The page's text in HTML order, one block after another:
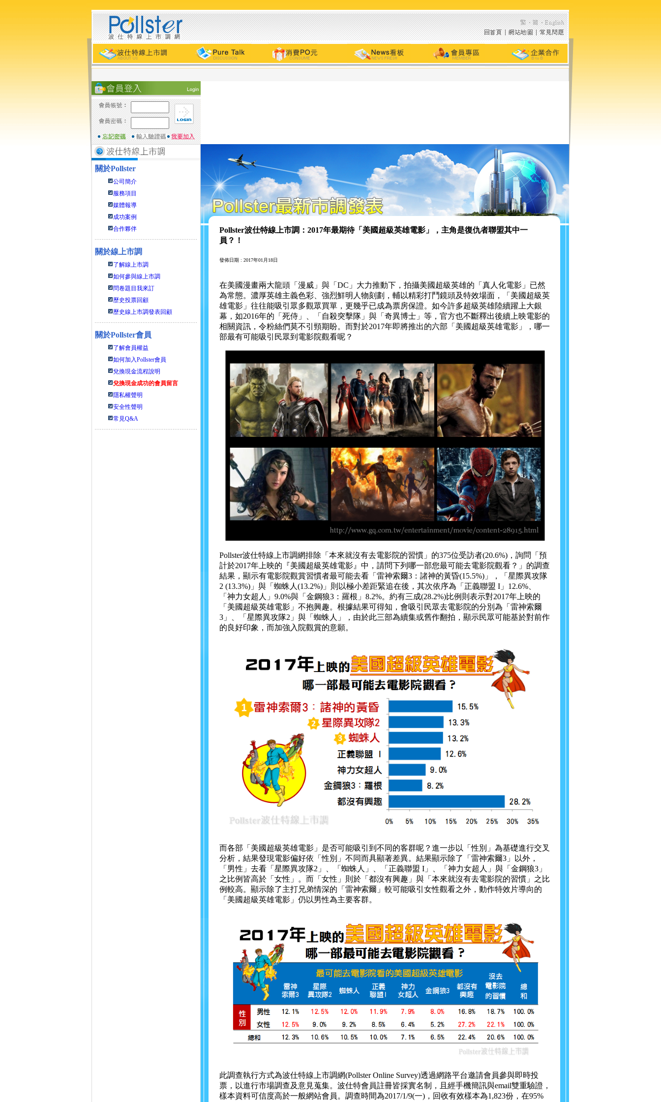
關於Pollster
公司簡介
服務項目
媒體報導
成功案例
合作夥伴
關於線上市調
了解線上市調
如何參與線上市調
問卷題目我來訂
歷史投票回顧
歷史線上市調發表回顧
關於Pollster會員
了解會員權益
如何加入Pollster會員
兌換現金流程說明
兌換現金成功的會員留言
隱私權聲明
安全性聲明
常見Q&A
Pollster波仕特線上市調：2017年最期待「美國超級英雄電影」，主角是復仇者聯盟其中一
員？！
發佈日期 : 2017年01月18日
在美國漫畫兩大龍頭「漫威」與「DC」大力推動下，拍攝美國超級英雄的「真人化電影」已然
為常態。濃厚英雄主義色彩、強烈鮮明人物刻劃，輔以精彩打鬥鏡頭及特效場面，「美國超級英
雄電影」往往能吸引眾多觀眾買單，更幾乎已成為票房保證。如今許多超級英雄陸續躍上大銀
幕，如2016年的「死侍」、「自殺突擊隊」與「奇異博士」等，官方也不斷釋出後續上映電影的
相關資訊，令粉絲們莫不引頸期盼。而對於2017年即將推出的六部「美國超級英雄電影」，哪一
部最有可能吸引民眾到電影院觀看呢？
Pollster波仕特線上市調網排除「本來就沒有去電影院的習慣」的375位受訪者(20.6%)，詢問「預
計於2017年上映的『美國超級英雄電影』中，請問下列哪一部您最可能去電影院觀看？」的調查
結果，顯示有電影院觀賞習慣者最可能去看「雷神索爾3：諸神的黃昏(15.5%)」，「星際異攻隊
2 (13.3%)」與「蜘蛛人(13.2%)」則以極小差距緊追在後，其次依序為「正義聯盟 I」12.6%、
「神力女超人」9.0%與「金鋼狼3：羅根」8.2%。約有三成(28.2%)比例則表示對2017年上映的
「美國超級英雄電影」不抱興趣。根據結果可得知，會吸引民眾去電影院的分別為「雷神索爾
3」、「星際異攻隊2」與「蜘蛛人」，由於此三部為續集或舊作翻拍，顯示民眾可能基於對前作
的良好印象，而加強入院觀賞的意願。
而各部「美國超級英雄電影」是否可能吸引到不同的客群呢？進一步以「性別」為基礎進行交叉
分析，結果發現電影偏好依「性別」不同而具顯著差異。結果顯示除了「雷神索爾3」以外，
「男性」去看「星際異攻隊2」、「蜘蛛人」、「正義聯盟 I」、「神力女超人」與「金鋼狼3」
之比例皆高於「女性」。而「女性」則於「都沒有興趣」與「本來就沒有去電影院的習慣」之比
例較高。顯示除了主打兄弟情深的「雷神索爾」較可能吸引女性觀看之外，動作特效片導向的
「美國超級英雄電影」仍以男性為主要客群。
此調查執行方式為波仕特線上市調網(Pollster Online Survey)透過網路平台邀請會員參與即時投
票，以進行市場調查及意見蒐集。波仕特會員註冊皆採實名制，且經手機簡訊與email雙重驗證，
樣本資料可信度高於一般網站會員。調查時間為2017/1/9(一)，回收有效樣本為1,823份，在95%